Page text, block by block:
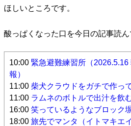
ほしいところです。
酸っぱくなった口を今日の記事読ん
10:00 緊急避難練習所（
報）
11:00 柴犬クラウドをガチで作っ
11:00 ラムネのボトルで出汁を飲
16:00 笑っているようなブロック
18:00 旅先でマンタ（イトマキエ